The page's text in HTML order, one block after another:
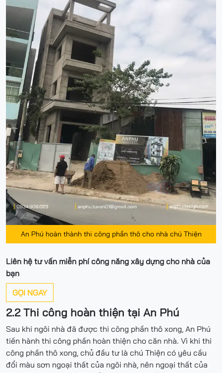
An Phú hoàn thành thi công phần thô cho nhà chú Thiện
Liên hệ tư vấn miễn phí công năng xây dựng cho nhà của
bạn
GỌI NGAY
2.2 Thi công hoàn thiện tại An Phú
Sau khi ngôi nhà đã được thi công phần thô xong, An Phú
tiến hành thi công phần hoàn thiện cho căn nhà. Vì khi thi
công phần thô xong, chủ đầu tư là chú Thiện có yêu cầu
đổi màu sơn ngoại thất của ngôi nhà, nên ngoại thất của